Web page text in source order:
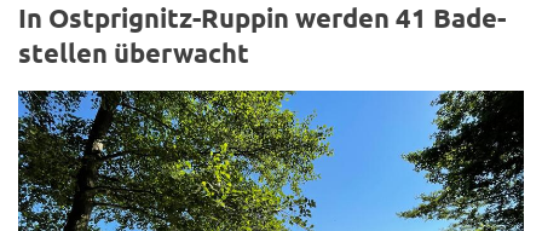
In Ostprignitz-​Ruppin wer­den 41 Ba­de­
stel­len über­wacht